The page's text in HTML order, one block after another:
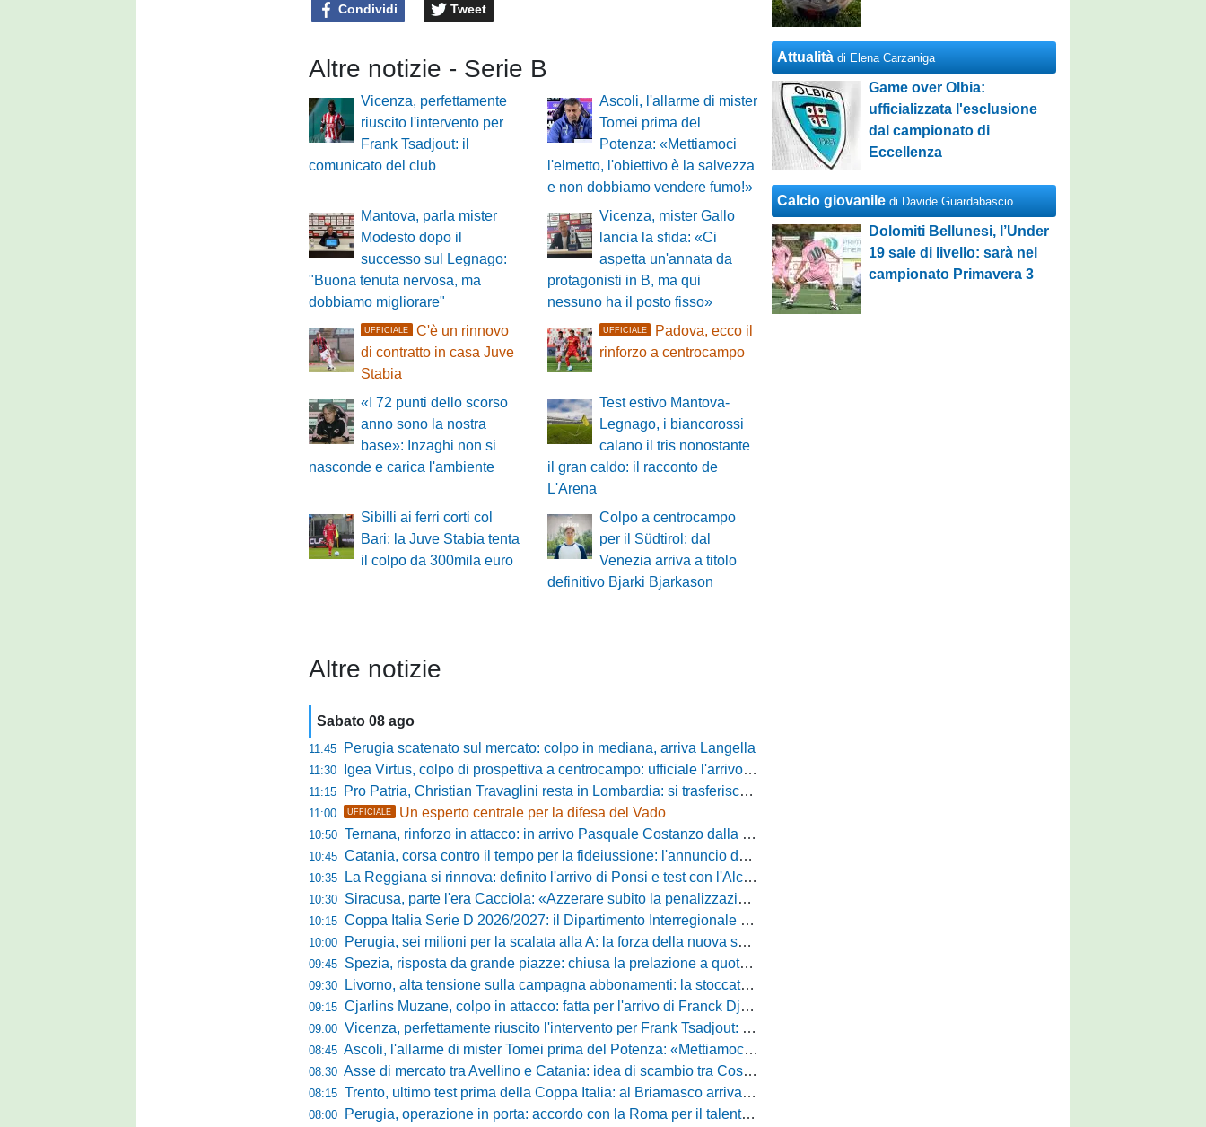
Condividi Tweet
Altre notizie - Serie B
Vicenza, perfettamente
riuscito l'intervento per
Frank Tsadjout: il
comunicato del club
Ascoli, l'allarme di mister
Tomei prima del
Potenza: «Mettiamoci
l'elmetto, l'obiettivo è la salvezza
e non dobbiamo vendere fumo!»
Mantova, parla mister
Modesto dopo il
successo sul Legnago:
"Buona tenuta nervosa, ma
dobbiamo migliorare"
Vicenza, mister Gallo
lancia la sfida: «Ci
aspetta un'annata da
protagonisti in B, ma qui
nessuno ha il posto fisso»
UFFICIALE
C'è un rinnovo
di contratto in casa Juve
Stabia
UFFICIALE
Padova, ecco il
rinforzo a centrocampo
«I 72 punti dello scorso
anno sono la nostra
base»: Inzaghi non si
nasconde e carica l'ambiente
Test estivo Mantova-
Legnago, i biancorossi
calano il tris nonostante
il gran caldo: il racconto de
L'Arena
Sibilli ai ferri corti col
Bari: la Juve Stabia tenta
il colpo da 300mila euro
Colpo a centrocampo
per il Südtirol: dal
Venezia arriva a titolo
definitivo Bjarki Bjarkason
Altre notizie
Sabato 08 ago
11:45 Perugia scatenato sul mercato: colpo in mediana, arriva Langella
11:30 Igea Virtus, colpo di prospettiva a centrocampo: ufficiale l'arrivo di Bilal Khamlich
11:15 Pro Patria, Christian Travaglini resta in Lombardia: si trasferisce in Serie D
11:00 UFFICIALE Un esperto centrale per la difesa del Vado
10:50 Ternana, rinforzo in attacco: in arrivo Pasquale Costanzo dalla Paganese
10:45 Catania, corsa contro il tempo per la fideiussione: l'annuncio della società e le ragioni dello slittamento
10:35 La Reggiana si rinnova: definito l'arrivo di Ponsi e test con l'Alcione
10:30 Siracusa, parte l'era Cacciola: «Azzerare subito la penalizzazione, saremo camaleontici»
10:15 Coppa Italia Serie D 2026/2027: il Dipartimento Interregionale corregge il tabellone, ecco i nuovi abbinamenti
10:00 Perugia, sei milioni per la scalata alla A: la forza della nuova societa e il progetto di Alessandro Gaucci
09:45 Spezia, risposta da grande piazze: chiusa la prelazione a quota 5.164 abbonamenti
09:30 Livorno, alta tensione sulla campagna abbonamenti: la stoccata della Curva Nord alla società
09:15 Cjarlins Muzane, colpo in attacco: fatta per l'arrivo di Franck Djoulou
09:00 Vicenza, perfettamente riuscito l'intervento per Frank Tsadjout: il comunicato del club
08:45 Ascoli, l'allarme di mister Tomei prima del Potenza: «Mettiamoci l'elmetto, l'obiettivo è la salvezza e non dobbiamo vendere fumo!»
08:30 Asse di mercato tra Avellino e Catania: idea di scambio tra Cosimo Patierno e Kaleb Jimenez
08:15 Trento, ultimo test prima della Coppa Italia: al Briamasco arriva il triangolare con Südtirol e Campodarsego
08:00 Perugia, operazione in porta: accordo con la Roma per il talento Zelezny
Attualità di Elena Carzaniga
Game over Olbia:
ufficializzata l'esclusione
dal campionato di
Eccellenza
Calcio giovanile di Davide Guardabascio
Dolomiti Bellunesi, l’Under
19 sale di livello: sarà nel
campionato Primavera 3